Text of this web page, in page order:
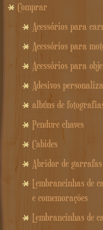
Comprar
Acessórios para
Acessórios para
Acessórios para
Adesivos
albúns de
Pendure chaves
Cabides
Abridor de garrafas
Lembrancinhas de
e comemorações
Lembrancinhas de